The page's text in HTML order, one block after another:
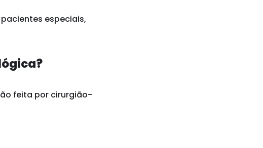
especiais,
feita por cirurgião-